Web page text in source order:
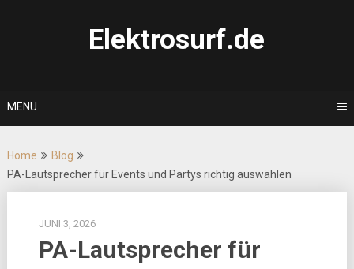
Elektrosurf.de
MENU
Home
Blog
PA-Lautsprecher für Events und Partys richtig auswählen
JUNI 3, 2026
PA-Lautsprecher für